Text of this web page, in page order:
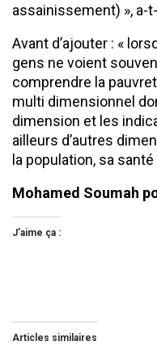
assainissement) », a-
Avant d’ajouter : «
gens ne voient
comprendre la
multi dimensionnel
dimension et les
ailleurs d’autres
la population, sa
Mohamed Soumah
J’aime ça :
Articles similaires